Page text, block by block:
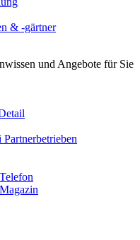
& -gärtner
und Angebote für Sie